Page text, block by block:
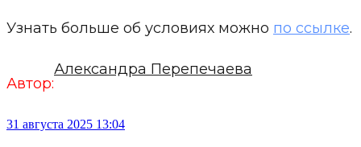
Узнать больше об условиях можно по ссылке.
Автор:
Александра Перепечаева
31 августа 2025 13:04